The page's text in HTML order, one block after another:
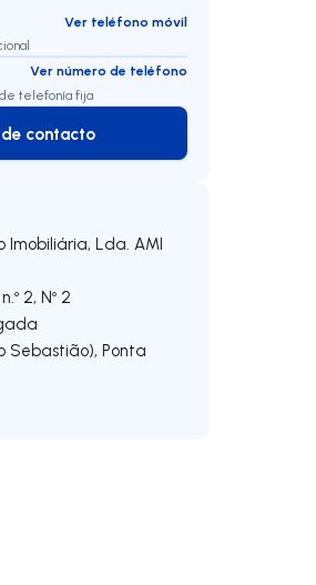
Ver teléfono móvil
Ver número de teléfono
telefonía fija
Agente de contacto
contacto
Imobiliária, Lda. AMI
2, Nº 2
Sebastião),Ponta